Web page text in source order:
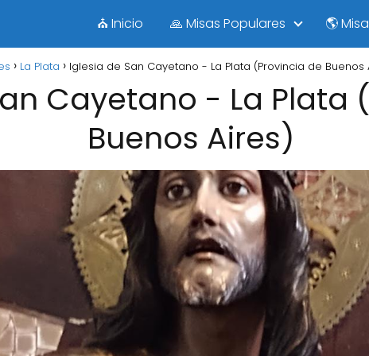
⛪ Inicio 🙏 Misas Populares 🌎
La Plata Iglesia de San Cayetano - La Plata (Provincia de Buenos
Cayetano - La Plata
Buenos Aires)